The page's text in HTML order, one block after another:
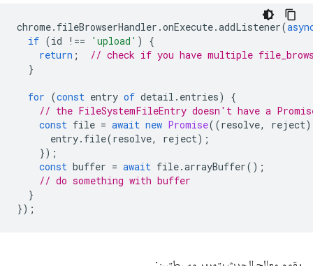
chrome. fileBrowserHandler .onExecute.addListener(
if (id !== 'upload' )
{
return ;
// check if you have multiple
}
for (const entry of detail . entries)
{
// the FileSystemFileEntry doesn't have a
const file = await new Promise((resolve, reject)
entry. file(resolve, reject);
});
const buffer = await file.arrayBuffer();
// do something with buffer
}
});